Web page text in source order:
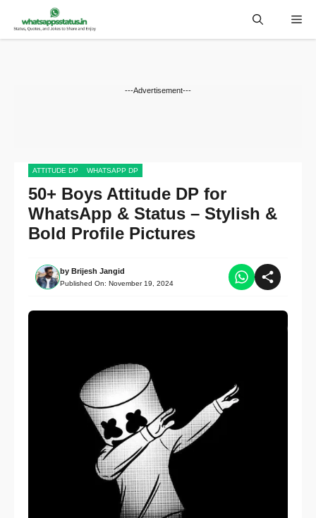
---Advertisement---
ATTITUDE DP WHATSAPP DP
50+ Boys Attitude DP for
WhatsApp & Status – Stylish &
Bold Profile Pictures
by Brijesh Jangid
Published On: November 19, 2024